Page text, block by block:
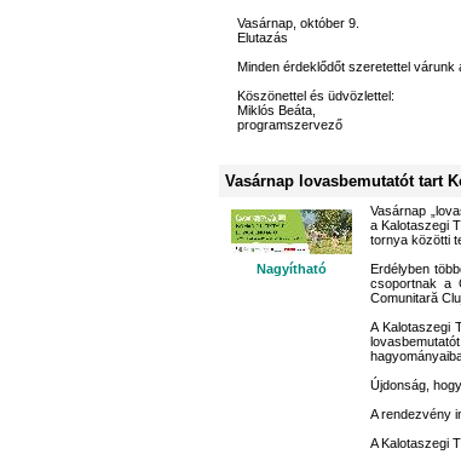
Vasárnap, október 9.
Elutazás
Minden érdeklődőt szeretettel várunk
Köszönettel és üdvözlettel:
Miklós Beáta,
programszervező
Vasárnap lovasbemutatót tart
Nagyítható
Vasárnap
a Kalotaszegi
tornya közötti
Erdélyben
csoportnak a
Comunitară
A Kalotaszegi
Újdonság,
A rendezvény
A Kalotaszegi